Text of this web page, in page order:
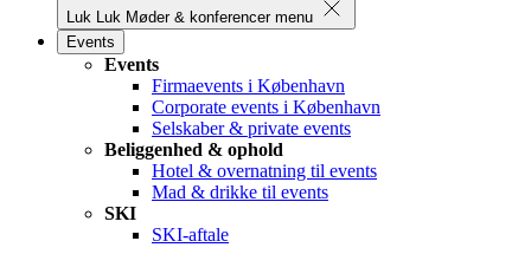
Luk Luk Møder & konferencer menu
Events
Events
Firmaevents i København
Corporate events i København
Selskaber & private events
Beliggenhed & ophold
Hotel & overnatning til events
Mad & drikke til events
SKI
SKI-aftale